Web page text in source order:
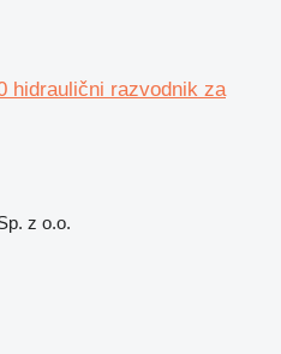
hidraulični razvodnik za
z o.o.